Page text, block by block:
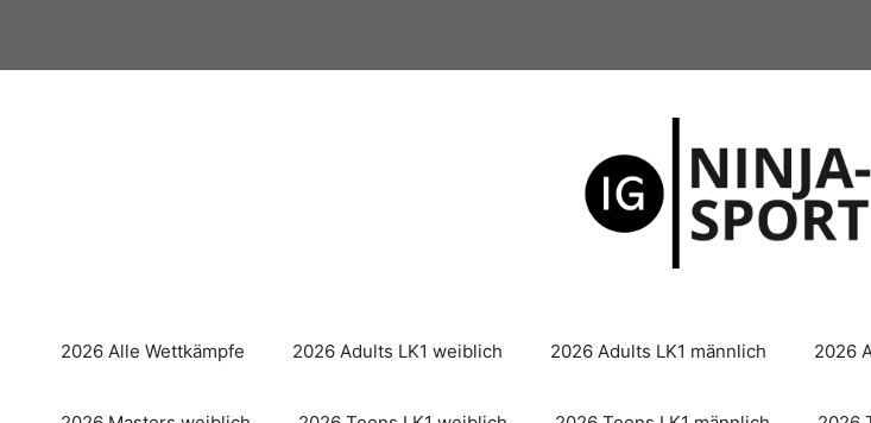
springen
2026 Alle Wettkämpfe 2026 Adults LK1 weiblich 2026 Adults LK1 männlich 2026